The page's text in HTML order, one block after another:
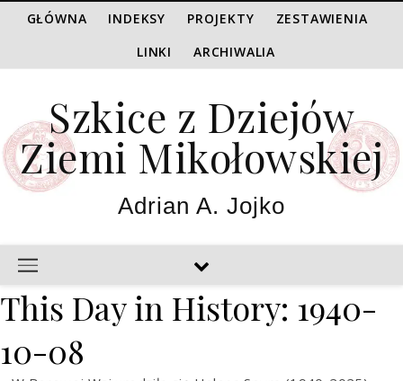
GŁÓWNA INDEKSY PROJEKTY
ZESTAWIENIA
LINKI
ARCHIWALIA
Szkice z Dziejów
Ziemi Mikołowskiej
Adrian A. Jojko
This Day in History: 1940-
10-08